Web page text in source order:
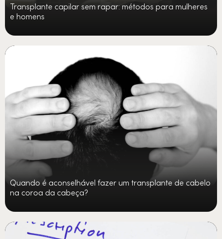
Transplante capilar sem rapar: métodos para mulheres
e homens
Quando é aconselhável fazer um transplante de cabelo
na coroa da cabeça?